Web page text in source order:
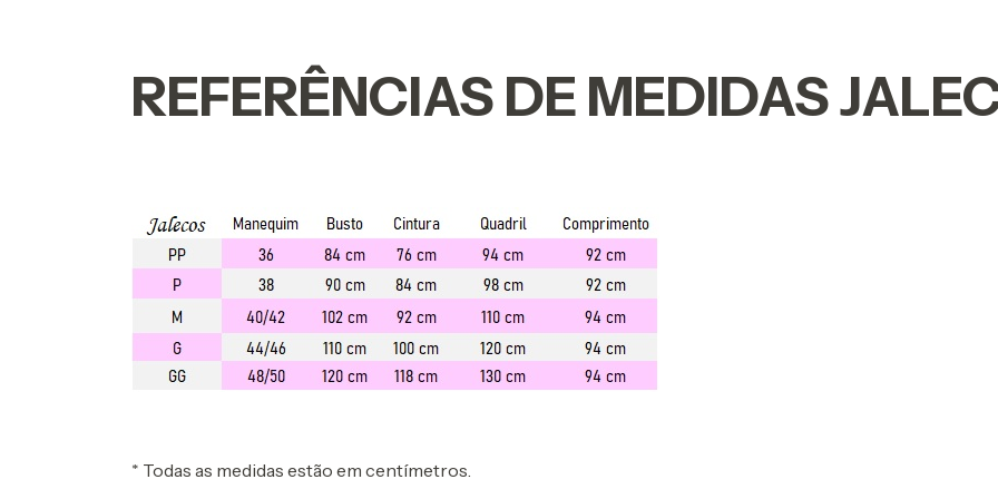
REFERÊNCIAS DE MEDIDAS
* Todas as medidas estão em centímetros.